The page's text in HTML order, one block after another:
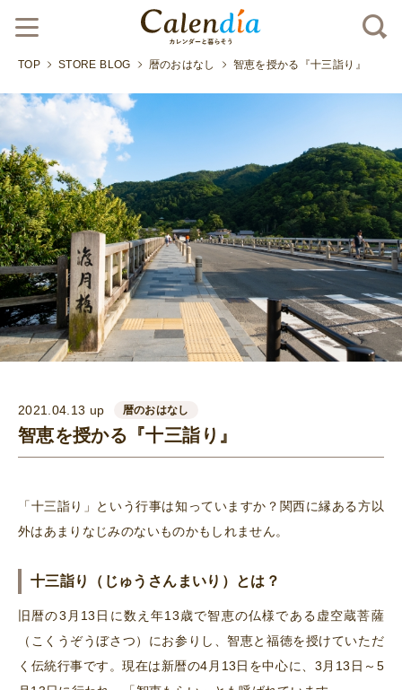
TOP STORE BLOG 暦のおはなし 智恵を授かる『十三詣り』
2021.04.13 up 暦のおはなし
智恵を授かる『十三詣り』
「十三詣り」という行事は知っていますか？関西に縁ある方以
外はあまりなじみのないものかもしれません。
十三詣り（じゅうさんまいり）とは？
旧暦の3月13日に数え年13歳で智恵の仏様である虚空蔵菩薩
（こくうぞうぼさつ）にお参りし、智恵と福徳を授けていただ
く伝統行事です。現在は新暦の4月13日を中心に、3月13日～5